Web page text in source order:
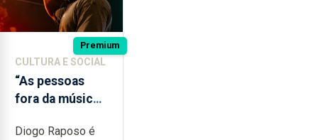
Premium
CULTURA E SOCIAL
“As pessoas
fora da música
noção do quão
Diogo Raposo é